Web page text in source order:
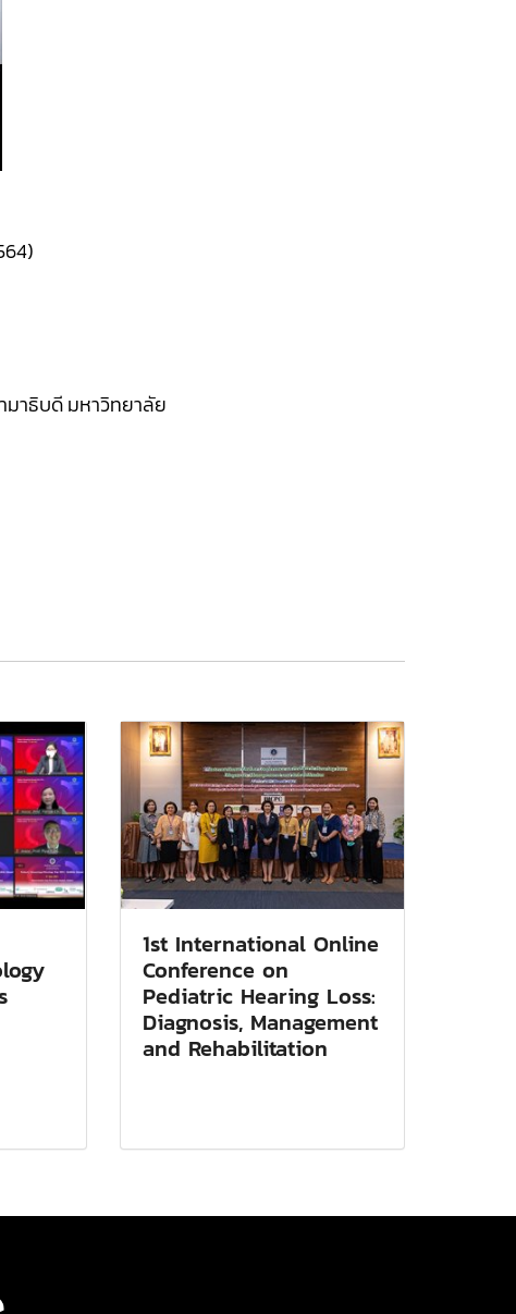
มาธิบดี มหาวิทยาลัย
1st International Online
Conference on
Pediatric Hearing Loss:
Diagnosis, Management
and Rehabilitation